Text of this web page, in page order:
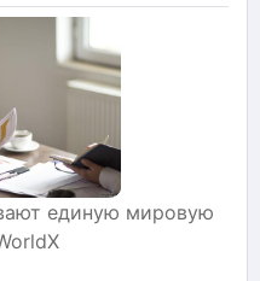
единую мировую